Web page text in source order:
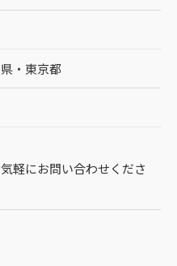
・東京都
軽にお問い合わせくださ